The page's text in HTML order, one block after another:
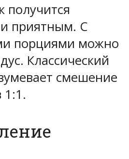
получится
приятным. С
порциями можно
Классический
смешение
1:1.